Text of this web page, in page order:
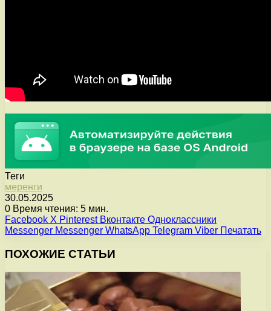
Теги
меренги
30.05.2025
0 Время чтения: 5 мин.
Facebook X Pinterest Вконтакте Одноклассники
Messenger Messenger WhatsApp Telegram Viber Печатать
ПОХОЖИЕ СТАТЬИ